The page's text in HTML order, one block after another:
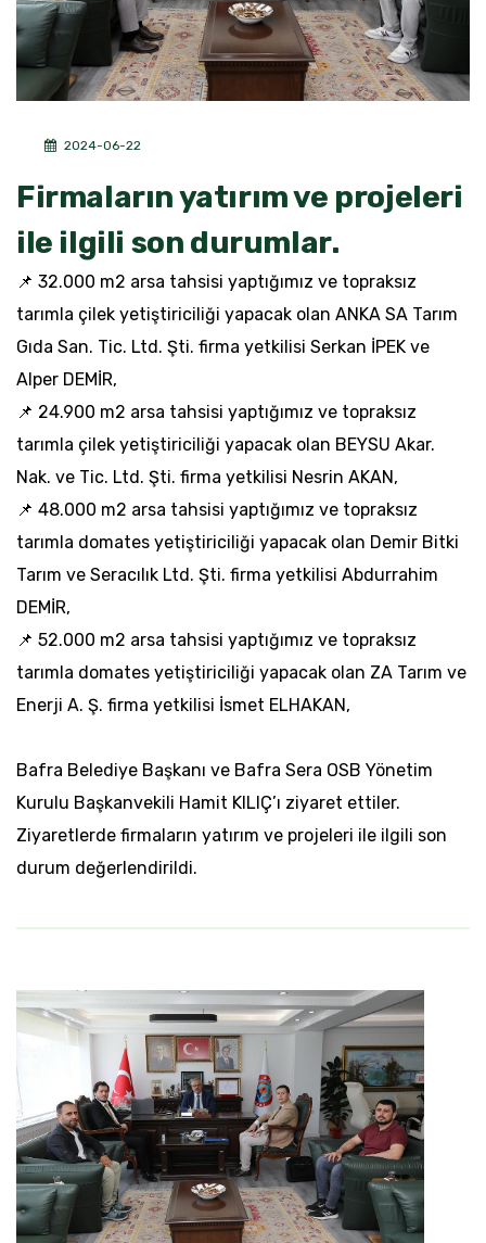
2024-06-22
Firmaların yatırım ve projeleri
ile ilgili son durumlar.
📌 32.000 m2 arsa tahsisi yaptığımız ve topraksız
tarımla çilek yetiştiriciliği yapacak olan ANKA SA Tarım
Gıda San. Tic. Ltd. Şti. firma yetkilisi Serkan İPEK ve
Alper DEMİR,
📌 24.900 m2 arsa tahsisi yaptığımız ve topraksız
tarımla çilek yetiştiriciliği yapacak olan BEYSU Akar.
Nak. ve Tic. Ltd. Şti. firma yetkilisi Nesrin AKAN,
📌 48.000 m2 arsa tahsisi yaptığımız ve topraksız
tarımla domates yetiştiriciliği yapacak olan Demir Bitki
Tarım ve Seracılık Ltd. Şti. firma yetkilisi Abdurrahim
DEMİR,
📌 52.000 m2 arsa tahsisi yaptığımız ve topraksız
tarımla domates yetiştiriciliği yapacak olan ZA Tarım ve
Enerji A. Ş. firma yetkilisi İsmet ELHAKAN,
Bafra Belediye Başkanı ve Bafra Sera OSB Yönetim
Kurulu Başkanvekili Hamit KILIÇ’ı ziyaret ettiler.
Ziyaretlerde firmaların yatırım ve projeleri ile ilgili son
durum değerlendirildi.